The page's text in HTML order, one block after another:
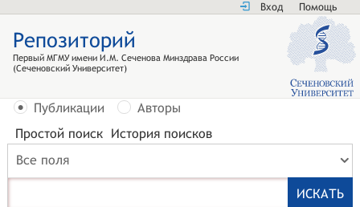
Вход Помощь
Репозиторий
Первый МГМУ имени И.М. Сеченова Минздрава России
(Сеченовский Университет)
Публикации
Авторы
Простой поиск История поисков
Все поля